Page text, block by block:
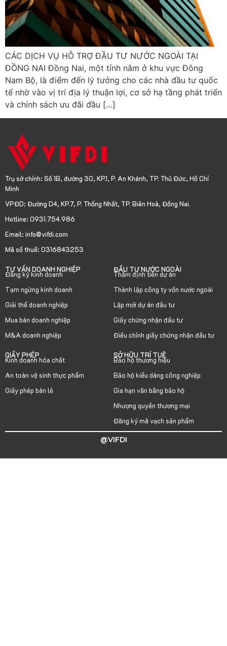
CÁC DỊCH VỤ HỖ TRỢ ĐẦU TƯ NƯỚC NGOÀI TẠI
ĐỒNG NAI Đồng Nai, một tỉnh nằm ở khu vực Đông
Nam Bộ, là điểm đến lý tưởng cho các nhà đầu tư quốc
tế nhờ vào vị trí địa lý thuận lợi, cơ sở hạ tầng phát triển
và chính sách ưu đãi đầu […]
Trụ sở chính: Số 1B, đường 30, KP.1, P. An Khánh, TP. Thủ Đức, Hồ Chí
Minh
VPĐD: Đường D4, KP.7, P. Thống Nhất, TP. Biên Hoà, Đồng Nai.
Hotline: 0931.754.986
Email: info@vifdi.com
Mã số thuế: 0316843253
TƯ VẤN DOANH NGHIỆP
Đăng ký kinh doanh
Tạm ngừng kinh doanh
Giải thể doanh nghiệp
Mua bán doanh nghiệp
M&A doanh nghiệp
ĐẦU TƯ NƯỚC NGOÀI
Thẩm định tiền dự án
Thành lập công ty vốn nước ngoài
Lập mới dự án đầu tư
Giấy chứng nhận đầu tư
Điều chỉnh giấy chứng nhận đầu tư
GIẤY PHÉP
Kinh doanh hóa chất
An toàn vệ sinh thực phẩm
Giấy phép bán lẻ
SỞ HỮU TRÍ TUỆ
Bảo hộ thương hiệu
Bảo hộ kiểu dáng công nghiệp
Gia hạn văn bằng bảo hộ
Nhượng quyền thương mại
Đăng ký mã vạch sản phẩm
@VIFDI